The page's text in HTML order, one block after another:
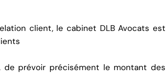
client, le cabinet DLB Avocats est
prévoir précisément le montant des